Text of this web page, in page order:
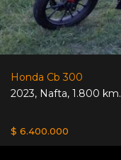
Honda Cb 300
2023, Nafta, 1.800 km.
$ 6.400.000